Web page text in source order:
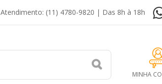
Atendimento: (11) 4780-9820 | Das 8h à 18h
MINHA